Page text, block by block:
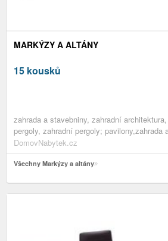
MARKÝZY A ALTÁNY
15 kousků
zahrada a stavebniny, zahradní
pergoly, zahradní pergoly; pavilony,zahrada
pavilony a zahradní stany,zahrada a
stavebniny
DomovNabytek.cz
Všechny Markýzy a altány